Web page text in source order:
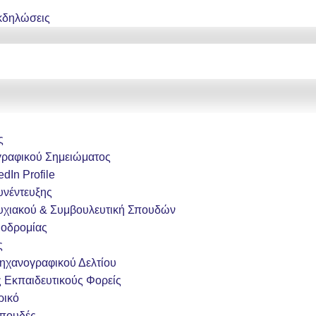
Σημειώματος
Profile
& Συμβουλευτική Σπουδών
Δελτίου
Φορείς